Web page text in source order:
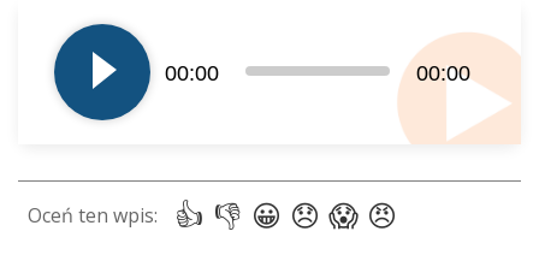
plików
dźwiękowych
00:00 00:00